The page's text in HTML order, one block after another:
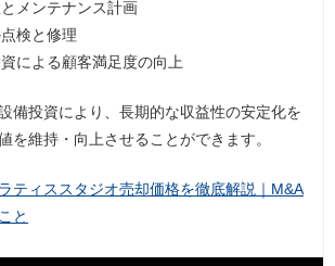
メンテナンス計画
検と修理
による顧客満足度の向上
備投資により、長期的な収益性の安定化を
を維持・向上させることができます。
ティススタジオ売却価格を徹底解説｜M&A
と